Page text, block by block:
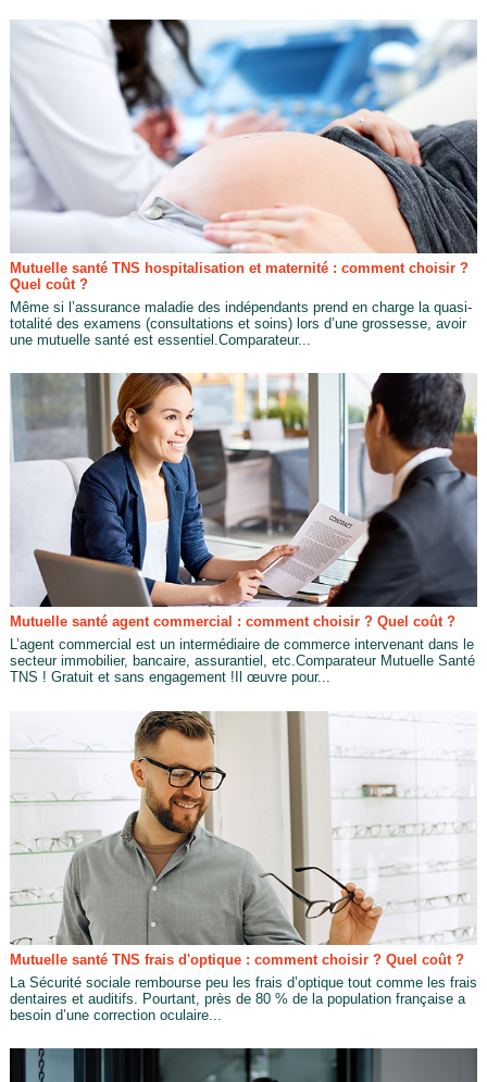
Mutuelle santé TNS hospitalisation et maternité : comment choisir ?
Quel coût ?
Même si l’assurance maladie des indépendants prend en charge la quasi-
totalité des examens (consultations et soins) lors d’une grossesse, avoir
une mutuelle santé est essentiel.Comparateur...
Mutuelle santé agent commercial : comment choisir ? Quel coût ?
L’agent commercial est un intermédiaire de commerce intervenant dans le
secteur immobilier, bancaire, assurantiel, etc.Comparateur Mutuelle Santé
TNS ! Gratuit et sans engagement !Il œuvre pour...
Mutuelle santé TNS frais d'optique : comment choisir ? Quel coût ?
La Sécurité sociale rembourse peu les frais d’optique tout comme les frais
dentaires et auditifs. Pourtant, près de 80 % de la population française a
besoin d’une correction oculaire...